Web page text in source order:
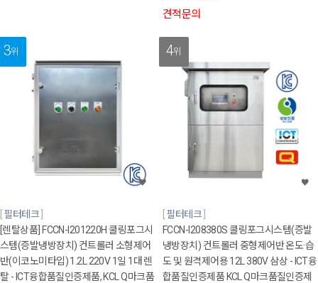
견적문의
3위
필터테크
[렌탈상품] FCCN-I201220H 쿨링포그시
스템(증발냉방장치) 컨트롤러 소형제어
반(이코노미타입) 1.2L 220V 1일 1대 렌
탈 - ICT융합품질인증제품, KCL Q마크품
4위
필터테크
FCCN-I208380S 쿨링포그시스템(증발
냉방장치) 컨트롤러 중형제어반 온도·습
도 및 원격제어용 12L 380V 삼상 - ICT융
합품질인증제품 KCL Q마크품질인증제